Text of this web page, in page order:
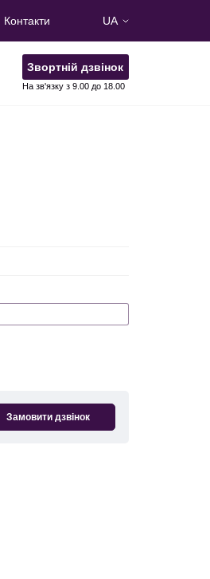
Контакти UA
Звортній дзвінок
На зв'язку з 9.00 до 18.00